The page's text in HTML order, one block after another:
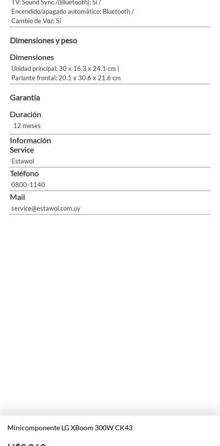
Minicomponente LG XBoom 300W CK43
TV: Sound Sync /(Bluetooth): Sí /
Encendido/apagado automático: Bluetooth /
Cambio de Voz: Sí
Dimensiones y peso
Dimensiones
Unidad principal: 30 x 16.3 x 24.1 cm |
Parlante frontal: 20.1 x 30.6 x 21.6 cm
Garantía
Duración
12 meses
Información
Service
Estawol
Teléfono
0800-1140
Mail
service@estawol.com.uy